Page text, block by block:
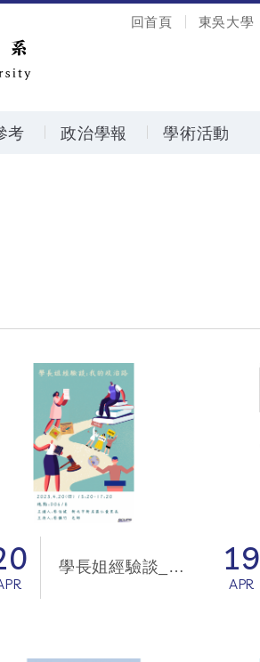
回首頁 東吳大學
考 政治學報 學術活動
學長姐經驗談_我的政治路 19
APR